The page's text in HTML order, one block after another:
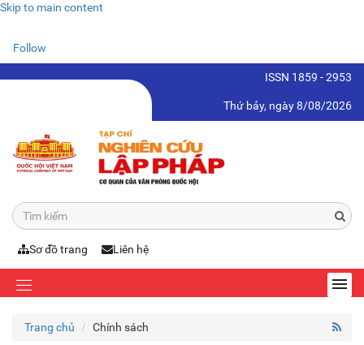
Skip to main content
Follow
ISSN 1859 - 2953
Thứ bảy, ngày 8/08/2026
Sơ đồ trang Liên hệ
Trang chủ Chính sách